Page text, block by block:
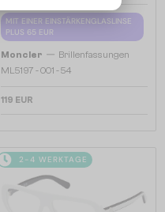
MIT EINER EINSTÄRKENGLASLINSE
PLUS 65 EUR
Moncler — Brillenfassungen
ML5197 - 001 - 54
119 EUR
2-4 WERKTAGE